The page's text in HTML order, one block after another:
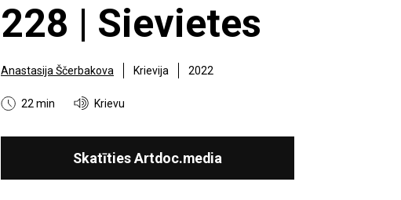
228 | Sievietes
Anastasija Ščerbakova Krievija 2022
22 min Krievu
Skatīties Artdoc.media